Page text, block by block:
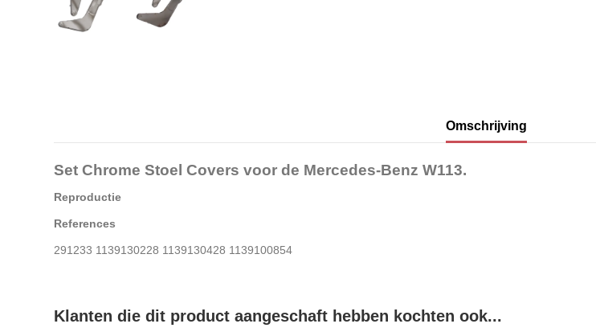
Omschrijving
Set Chrome Stoel Covers voor de Mercedes-Benz W113.
Reproductie
References
291233 1139130228 1139130428 1139100854
Klanten die dit product aangeschaft hebben kochten ook...